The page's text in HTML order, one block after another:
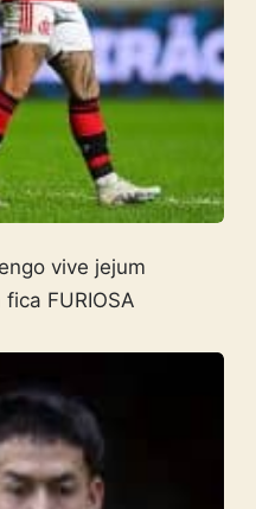
vive jejum
fica FURIOSA